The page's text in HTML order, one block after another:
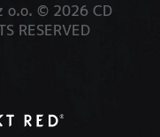
z o.o. © 2026 CD
RESERVED